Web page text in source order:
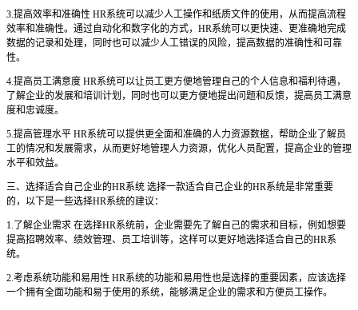
3.提高效率和准确性 HR系统可以减少人工操作和纸质文件的使用，从而提高流程
效率和准确性。通过自动化和数字化的方式，HR系统可以更快速、更准确地完成
数据的记录和处理，同时也可以减少人工错误的风险，提高数据的准确性和可靠
性。
4.提高员工满意度 HR系统可以让员工更方便地管理自己的个人信息和福利待遇，
了解企业的发展和培训计划，同时也可以更方便地提出问题和反馈，提高员工满意
度和忠诚度。
5.提高管理水平 HR系统可以提供更全面和准确的人力资源数据，帮助企业了解员
工的情况和发展需求，从而更好地管理人力资源，优化人员配置，提高企业的管理
水平和效益。
三、选择适合自己企业的HR系统 选择一款适合自己企业的HR系统是非常重要
的，以下是一些选择HR系统的建议：
1.了解企业需求 在选择HR系统前，企业需要先了解自己的需求和目标，例如想要
提高招聘效率、绩效管理、员工培训等，这样可以更好地选择适合自己的HR系
统。
2.考虑系统功能和易用性 HR系统的功能和易用性也是选择的重要因素，应该选择
一个拥有全面功能和易于使用的系统，能够满足企业的需求和方便员工操作。